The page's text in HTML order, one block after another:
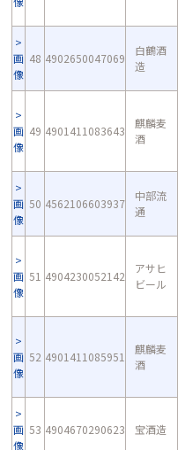
画
像
48 4902650047069
白鶴酒
造
画
像
49 4901411083643
麒麟麦
酒
画
像
50 4562106603937
中部流
通
画
像
51 4904230052142
アサヒ
ビール
画
像
52 4901411085951
麒麟麦
酒
画
像
53 4904670290623 宝酒造